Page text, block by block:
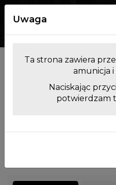
Filtrowanie produktów
Výrobci Yukon
Uwaga
Ta strona zawiera
amunicja i
Naciskając
potwierdzam